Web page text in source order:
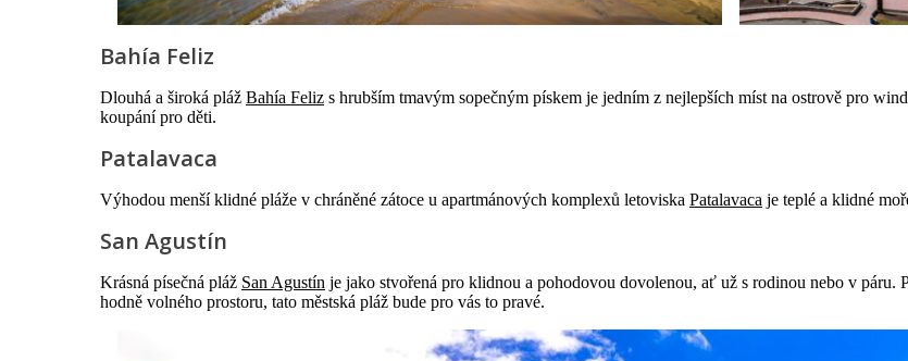
Bahía Feliz
Dlouhá a široká pláž Bahía Feliz s hrubším tmavým sopečným pískem je jedním z nejlepších míst na ostrově pro
koupání pro děti.
Patalavaca
Výhodou menší klidné pláže v chráněné zátoce u apartmánových komplexů letoviska Patalavaca je teplé a klidné
San Agustín
Krásná písečná pláž San Agustín je jako stvořená pro klidnou a pohodovou dovolenou, ať už s rodinou nebo v
hodně volného prostoru, tato městská pláž bude pro vás to pravé.